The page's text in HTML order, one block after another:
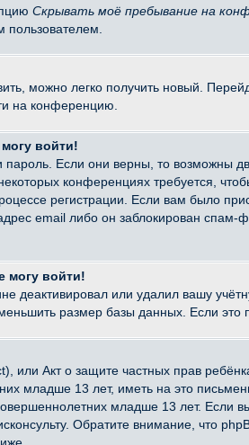
Скрывать моё пребывание на
пользователем.
можно легко получить новый.
на конференцию.
войти!
Если они верны, то возможны
конференциях требуется,
регистрации. Если вам было
email либо он заблокирован
могу войти!
деактивировал или удалил вашу
размер базы данных. Если это
или Акт о защите частных прав
младше 13 лет, иметь на это
младше 13 лет. Если
Обратите внимание, что